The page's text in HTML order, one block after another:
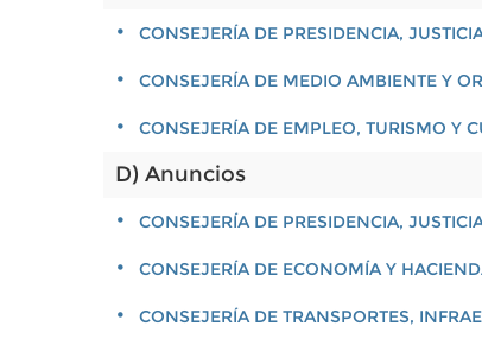
CONSEJERÍA DE PRESIDENCIA,
CONSEJERÍA DE MEDIO AMBIENTE Y
CONSEJERÍA DE EMPLEO, TURISMO Y
D) Anuncios
CONSEJERÍA DE PRESIDENCIA,
CONSEJERÍA DE ECONOMÍA Y
CONSEJERÍA DE TRANSPORTES,